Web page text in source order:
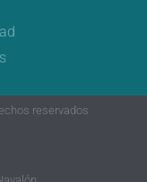
reservados